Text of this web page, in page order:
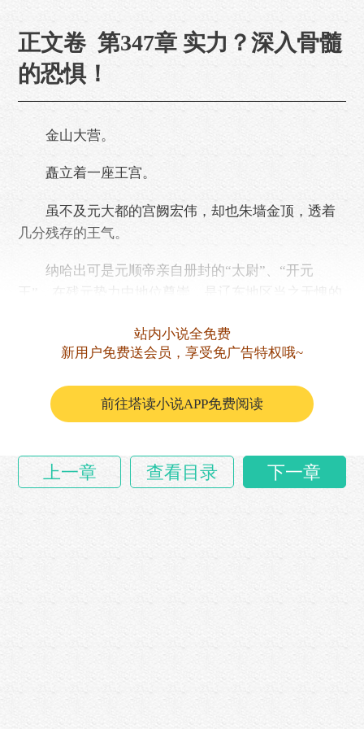
正文卷 第347章 实力？深入骨髓
的恐惧！
金山大营。
矗立着一座王宫。
虽不及元大都的宫阙宏伟，却也朱墙金顶，透着
几分残存的王气。
纳哈出可是元顺帝亲自册封的“太尉”、“开元
元顺帝退守漠北后，对中原始终贼心不死，目标
形成钳形攻势，一东一西牵制明军，让朱元璋不
敢……
站内小说全免费
新用户免费送会员，享受免广告特权哦~
前往塔读小说APP免费阅读
上一章 查看目录 下一章